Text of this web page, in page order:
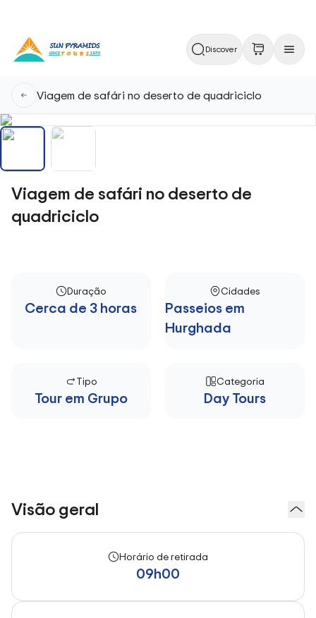
Discover
Viagem de safári no deserto de quadriciclo
Viagem de safári no deserto de
quadriciclo
Duração
Cerca de 3 horas
Cidades
Passeios em
Hurghada
Tipo
Tour em Grupo
Categoria
Day Tours
Visão geral
Horário de retirada
09h00